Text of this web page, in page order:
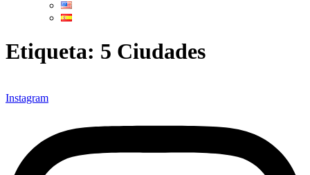
Etiqueta: 5 Ciudades
Instagram